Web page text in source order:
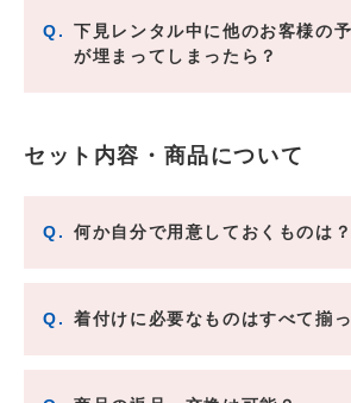
Q.
下見レンタル中に他のお客様の
が埋まってしまったら？
セット内容・商品について
Q. 何か自分で用意しておくものは？
Q. 着付けに必要なものはすべて揃